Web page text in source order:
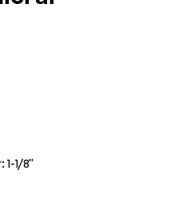
1/8''